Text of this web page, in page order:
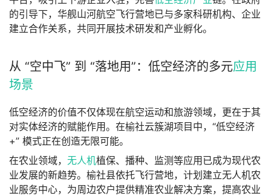
的引导下，华舰山河航空飞行营地已与多家科研机构、企业
建立合作关系，共同开展技术研发和产业孵化。
从 “空中飞” 到 “落地用”：低空经济的多元应用
场景
低空经济的价值不仅体现在航空运动和旅游领域，更在于其
对实体经济的赋能作用。在榆社云簇湖项目中，“低空经济
+” 模式正在创造无限可能。
在农业领域， 无人机植保、播种、监测等应用已成为现代农
业发展的新趋势。榆社县依托飞行营地，计划建立无人机农
业服务中心，为周边农户提供精准农业解决方案，提高农业